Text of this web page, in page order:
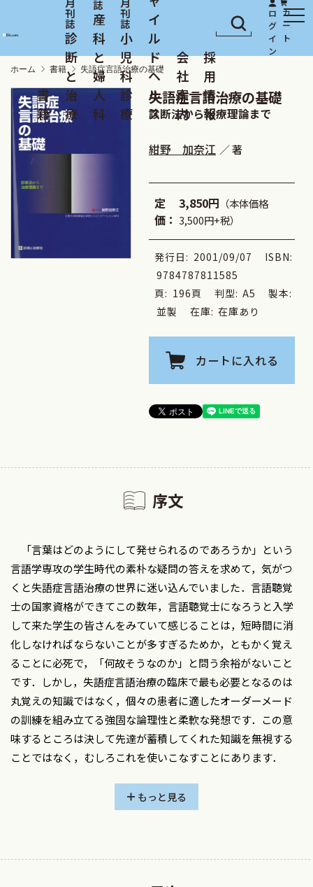
書
籍
診
断
と
治
療
産
科
と
婦
人
科
小
児
科
診
療
イ
ル
ド
ヘ
ル
ス
会
社
案
内
採
用
情
報
ホーム 書籍 失語症言語治療の基礎
失語症言語治療の基礎
診断法から治療理論まで
紺野 加奈江 著
定
価：
3,850円 （本体価格
3,500円+税）
発行日: 2001/09/07
ISBN:
9784787811585
頁: 196頁 判型: A5
製本:
並製
在庫: 在庫あり
カートに入れる
序文
「言葉はどのようにして発せられるのであろうか」という
言語学専攻の学生時代の素朴な疑問の答えを求めて，気がつ
くと失語症言語治療の世界に迷い込んでいました．言語聴覚
士の国家資格ができてこの数年，言語聴覚士になろうと入学
して来た学生の皆さんをみていて感じることは，短時間に消
化しなければならないことが多すぎるためか，ともかく覚え
ることに必死で，「何故そうなのか」と問う余裕がないこと
です．しかし，失語症言語治療の臨床で最も必要となるのは
丸覚えの知識ではなく，個々の患者に適したオーダーメード
の訓練を組み立てる強固な論理性と柔軟な発想です．この意
味するところは決して先達が蓄積してくれた知識を無視する
ことではなく，むしろこれを使いこなすことにあります．
ことではなく，むしろ最小限の基礎知識と道具である検査の
本質を知り，これを使いこなして如何に効率的に患者の症状
もっと見る